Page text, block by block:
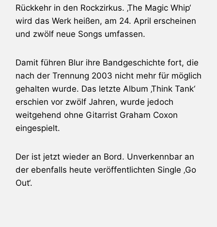
Rückkehr in den Rockzirkus. ‚The Magic Whip‘
wird das Werk heißen, am 24. April erscheinen
und zwölf neue Songs umfassen.
Damit führen Blur ihre Bandgeschichte fort, die
nach der Trennung 2003 nicht mehr für möglich
gehalten wurde. Das letzte Album ‚Think Tank‘
erschien vor zwölf Jahren, wurde jedoch
weitgehend ohne Gitarrist Graham Coxon
eingespielt.
Der ist jetzt wieder an Bord. Unverkennbar an
der ebenfalls heute veröffentlichten Single ‚Go
Out‘.